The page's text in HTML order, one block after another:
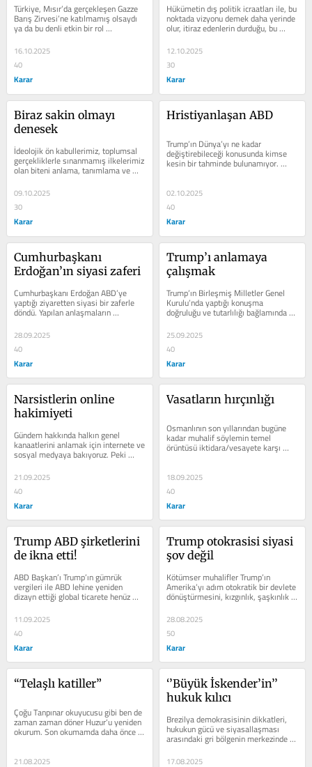
Türkiye, Mısır’da gerçekleşen Gazze
Barış Zirvesi’ne katılmamış olsaydı
ya da bu denli etkin bir rol
üstlenmeseydi hükümete...
16.10.2025
40
Karar
Hükümetin dış politik icraatları ile, bu
noktada vizyonu demek daha yerinde
olur, itiraz edenlerin durduğu, bu
noktada kaldığı demek daha...
12.10.2025
30
Karar
Biraz sakin olmayı
denesek
İdeolojik ön kabullerimiz, toplumsal
gerçekliklerle sınanmamış ilkelerimiz
olan biteni anlama, tanımlama ve
çözme konusunda yetersiz...
09.10.2025
30
Karar
Hristiyanlaşan ABD
Trump’ın Dünya’yı ne kadar
değiştirebileceği konusunda kimse
kesin bir tahminde bulunamıyor.
Trump’ın daha önce popülist bir
02.10.2025
40
Karar
Cumhurbaşkanı
Erdoğan’ın siyasi zaferi
Cumhurbaşkanı Erdoğan ABD’ye
yaptığı ziyaretten siyasi bir zaferle
döndü. Yapılan anlaşmaların
Türkiye’nin aleyhine olduğu,...
28.09.2025
40
Karar
Trump’ı anlamaya
çalışmak
Trump’ın Birleşmiş Milletler Genel
Kurulu’nda yaptığı konuşma
doğruluğu ve tutarlılığı bağlamında
değil, vermek istediği mesaj...
25.09.2025
40
Karar
Narsistlerin online
hakimiyeti
Gündem hakkında halkın genel
kanaatlerini anlamak için internete ve
sosyal medyaya bakıyoruz. Peki
internette oluşan kanaat ya da
tepkilerin ne...
21.09.2025
40
Karar
Vasatların hırçınlığı
Osmanlının son yıllarından bugüne
kadar muhalif söylemin temel
örüntüsü iktidara/vesayete karşı
muhalefet anlayışı olmuştur.
18.09.2025
40
Karar
Trump ABD şirketlerini
de ikna etti!
ABD Başkan’ı Trump’ın gümrük
vergileri ile ABD lehine yeniden
dizayn ettiği global ticarete henüz
dünyadan ciddi bir cevap gelmedi.
Trump,...
11.09.2025
40
Karar
Trump otokrasisi siyasi
şov değil
Kötümser muhalifler Trump’ın
Amerika’yı adım otokratik bir devlete
dönüştürmesini, kızgınlık, şaşkınlık
ve korkuyla izliyor. Trump...
28.08.2025
50
Karar
“Telaşlı katiller”
Çoğu Tanpınar okuyucusu gibi ben de
zaman zaman döner Huzur‘u yeniden
okurum. Son okumamda daha önce
21.08.2025
‘’Büyük İskender’in’’
hukuk kılıcı
Brezilya demokrasisinin dikkatleri,
hukukun gücü ve siyasallaşması
arasındaki gri bölgenin merkezinde
bulunan Alexandre de Moraes’in...
17.08.2025